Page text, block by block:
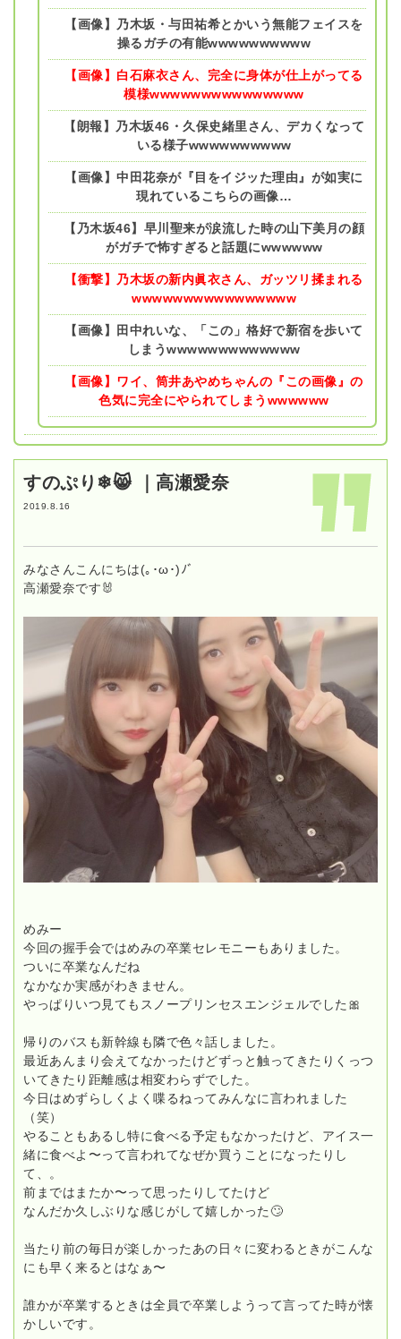
【画像】乃木坂・与田祐希とかいう無能フェイスを
操るガチの有能wwwwwwwwww
【画像】白石麻衣さん、完全に身体が仕上がってる
模様wwwwwwwwwwwwwww
【朗報】乃木坂46・久保史緒里さん、デカくなって
いる様子wwwwwwwwww
【画像】中田花奈が『目をイジッた理由』が如実に
現れているこちらの画像…
【乃木坂46】早川聖来が涙流した時の山下美月の顔
がガチで怖すぎると話題にwwwwww
【衝撃】乃木坂の新内眞衣さん、ガッツリ揉まれる
wwwwwwwwwwwwwwww
【画像】田中れいな、「この」格好で新宿を歩いて
しまうwwwwwwwwwwwww
【画像】ワイ、筒井あやめちゃんの『この画像』の
色気に完全にやられてしまうwwwwww
すのぷり❄😸 ｜高瀬愛奈
2019.8.16
みなさんこんにちは(｡･ω･)ﾉﾞ
高瀬愛奈です🐰
めみー
今回の握手会ではめみの卒業セレモニーもありました。
ついに卒業なんだね
なかなか実感がわきません。
やっぱりいつ見てもスノープリンセスエンジェルでした🎀
帰りのバスも新幹線も隣で色々話しました。
最近あんまり会えてなかったけどずっと触ってきたりくっつ
いてきたり距離感は相変わらずでした。
今日はめずらしくよく喋るねってみんなに言われました
（笑）
やることもあるし特に食べる予定もなかったけど、アイス一
緒に食べよ〜って言われてなぜか買うことになったりし
て、。
前まではまたか〜って思ったりしてたけど
なんだか久しぶりな感じがして嬉しかった🙄
当たり前の毎日が楽しかったあの日々に変わるときがこんな
にも早く来るとはなぁ〜
誰かが卒業するときは全員で卒業しようって言ってた時が懐
かしいです。